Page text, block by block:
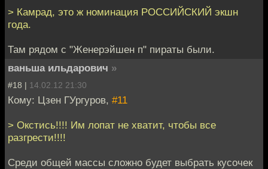
> Камрад, это ж номинация РОССИЙСКИЙ экшн
года.
Там рядом с "Женерэйшен п" пираты были.
ваньша ильдарович »
#18 | 14.02.12 21:30
Кому: Цзен ГУргуров, #11
> Окстись!!!! Им лопат не хватит, чтобы все
разгрести!!!!
Среди общей массы сложно будет выбрать кусочек